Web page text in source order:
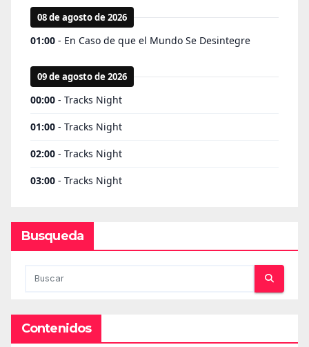
Busqueda
Contenidos